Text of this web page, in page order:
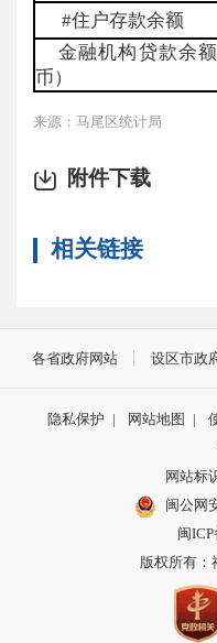
#住户存款余额
金融机构贷款余
币）
来源：马尾区统计局
附件下载
相关链接
各省政府网站 设区市政
隐私保护 | 网站地图 |
网站标
闽公网
闽
版权所有：